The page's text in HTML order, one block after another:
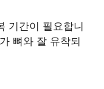
기간이 필요합니
뼈와 잘 유착되